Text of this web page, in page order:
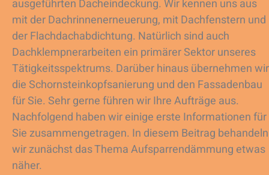
ausgeführten Dacheindeckung. Wir kennen uns aus
mit der Dachrinnenerneuerung, mit Dachfenstern und
der Flachdachabdichtung. Natürlich sind auch
Dachklempnerarbeiten ein primärer Sektor unseres
Tätigkeitsspektrums. Darüber hinaus übernehmen wir
die Schornsteinkopfsanierung und den Fassadenbau
für Sie. Sehr gerne führen wir Ihre Aufträge aus.
Nachfolgend haben wir einige erste Informationen für
Sie zusammengetragen. In diesem Beitrag behandeln
wir zunächst das Thema Aufsparrendämmung etwas
näher.